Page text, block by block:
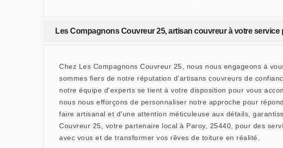
Les Compagnons Couvreur 25, artisan couvreur à votre
Chez Les Compagnons Couvreur 25, nous nous engageons à
sommes fiers de notre réputation d'artisans couvreurs de
notre équipe d'experts se tient à votre disposition pour vous
nous nous efforçons de personnaliser notre approche pour
faire artisanal et d'une attention méticuleuse aux détails,
Couvreur 25, votre partenaire local à Paroy, 25440, pour des
avec vous et de transformer vos rêves de toiture en réalité.